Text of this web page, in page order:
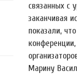
связанных с
заканчивая
показали,
Марину